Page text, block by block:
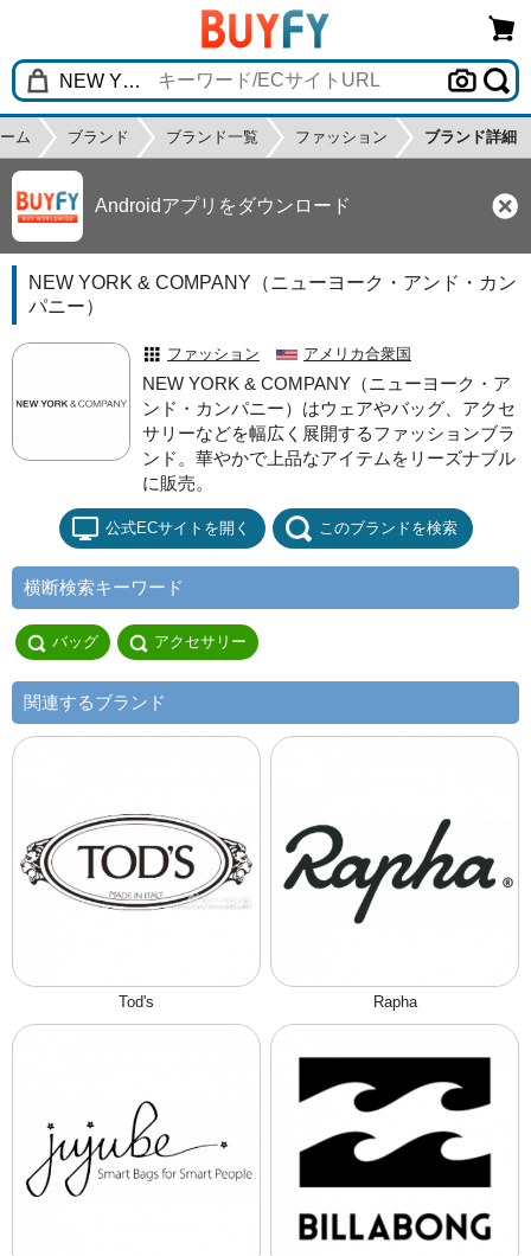
ム ブランド ブランド一覧 ファッション ブランド詳細
Androidアプリをダウンロード
NEW YORK & COMPANY（ニューヨーク・アンド・カン
パニー）
ファッション アメリカ合衆国
NEW YORK & COMPANY（ニューヨーク・ア
ンド・カンパニー）はウェアやバッグ、アクセ
サリーなどを幅広く展開するファッションブラ
ンド。華やかで上品なアイテムをリーズナブル
に販売。
公式ECサイトを開く このブランドを検索
横断検索キーワード
バッグ アクセサリー
関連するブランド
Tod's Rapha